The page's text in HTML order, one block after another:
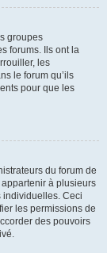
groupes
forums. Ils ont la
les
le forum qu’ils
pour que les
du forum de
à plusieurs
individuelles. Ceci
les permissions de
des pouvoirs